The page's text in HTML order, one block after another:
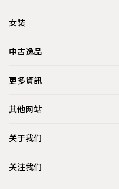
女装
中古逸品
更多資訊
其他网站
关于我们
关注我们